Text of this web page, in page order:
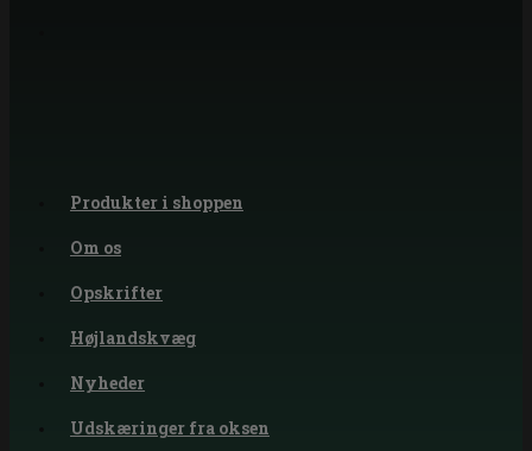
Produkter i shoppen
Om os
Opskrifter
Højlandskvæg
Nyheder
Udskæringer fra oksen